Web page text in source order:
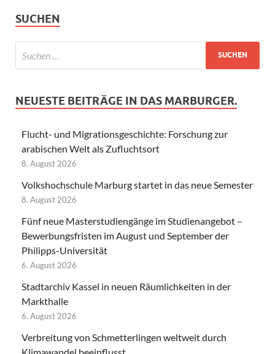
SUCHEN
NEUESTE BEITRÄGE IN DAS MARBURGER.
Flucht- und Migrationsgeschichte: Forschung zur
arabischen Welt als Zufluchtsort
8. August 2026
Volkshochschule Marburg startet in das neue Semester
8. August 2026
Fünf neue Masterstudiengänge im Studienangebot –
Bewerbungsfristen im August und September der
Philipps-Universität
6. August 2026
Stadtarchiv Kassel in neuen Räumlichkeiten in der
Markthalle
6. August 2026
Verbreitung von Schmetterlingen weltweit durch
Klimawandel beeinflusst